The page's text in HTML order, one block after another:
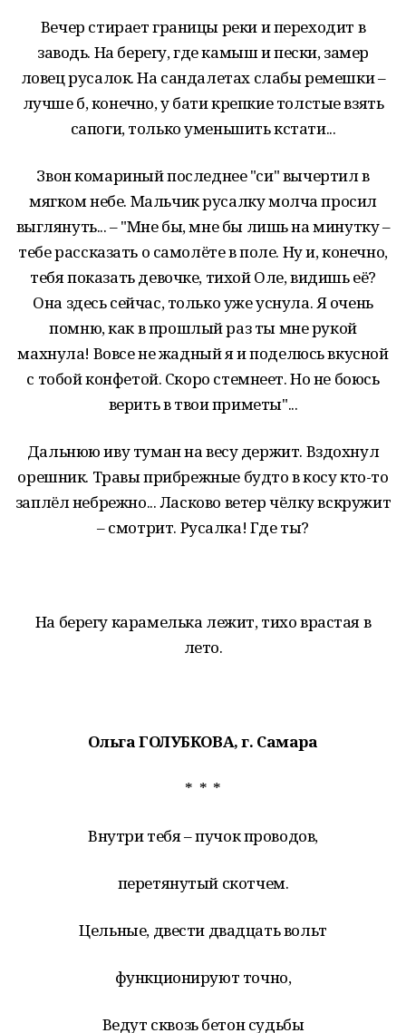
Вечер стирает границы реки и переходит в
заводь. На берегу, где камыш и пески, замер
ловец русалок. На сандалетах слабы ремешки –
лучше б, конечно, у бати крепкие толстые взять
сапоги, только уменьшить кстати...
Звон комариный последнее "си" вычертил в
мягком небе. Мальчик русалку молча просил
выглянуть... – "Мне бы, мне бы лишь на минутку –
тебе рассказать о самолёте в поле. Ну и, конечно,
тебя показать девочке, тихой Оле, видишь её?
Она здесь сейчас, только уже уснула. Я очень
помню, как в прошлый раз ты мне рукой
махнула! Вовсе не жадный я и поделюсь вкусной
с тобой конфетой. Скоро стемнеет. Но не боюсь
верить в твои приметы"...
Дальнюю иву туман на весу держит. Вздохнул
орешник. Травы прибрежные будто в косу кто-то
заплёл небрежно... Ласково ветер чёлку вскружит
– смотрит. Русалка! Где ты?
На берегу карамелька лежит, тихо врастая в
лето.
Ольга ГОЛУБКОВА, г. Самара
* * *
Внутри тебя – пучок проводов,
перетянутый скотчем.
Цельные, двести двадцать вольт
функционируют точно,
Ведут сквозь бетон судьбы